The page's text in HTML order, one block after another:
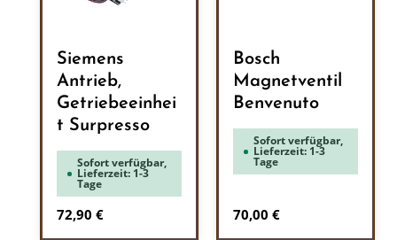
Siemens
Antrieb,
Getriebeeinhei
t Surpresso
Sofort verfügbar,
Lieferzeit: 1-3
Tage
Regulärer Preis:
72,90 €
Bosch
Magnetventil
Benvenuto
Sofort verfügbar,
Lieferzeit: 1-3
Tage
Regulärer Preis:
70,00 €